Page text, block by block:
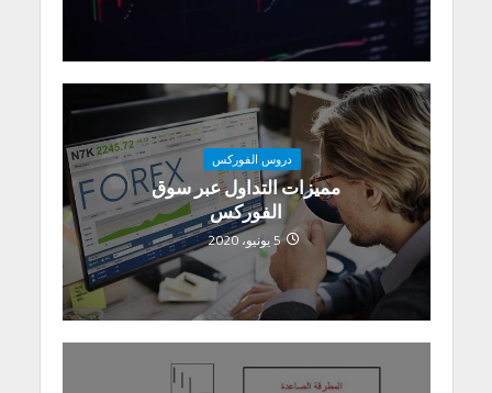
دروس الفوركس
مميزات التداول عبر سوق
الفوركس
5 يونيو، 2020